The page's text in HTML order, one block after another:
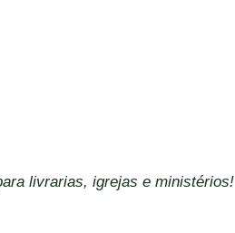
livrarias, igrejas e ministérios!